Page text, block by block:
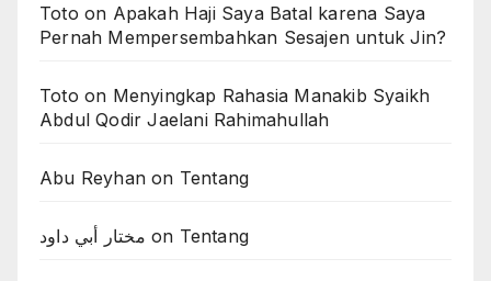
Toto on Apakah Haji Saya Batal karena Saya
Pernah Mempersembahkan Sesajen untuk Jin?
Toto on Menyingkap Rahasia Manakib Syaikh
Abdul Qodir Jaelani Rahimahullah
Abu Reyhan on Tentang
مختار أبي داود on Tentang